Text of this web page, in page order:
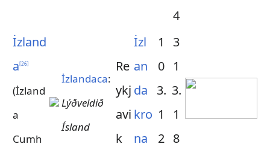
4
İzland
a[26]
(İzland
a
Cumh
İzlandaca:
Lýðveldið
Ísland
Re
ykj
avi
k
İzl
an
da
kro
na
1
0
3.
1
2
3
1
3.
1
8